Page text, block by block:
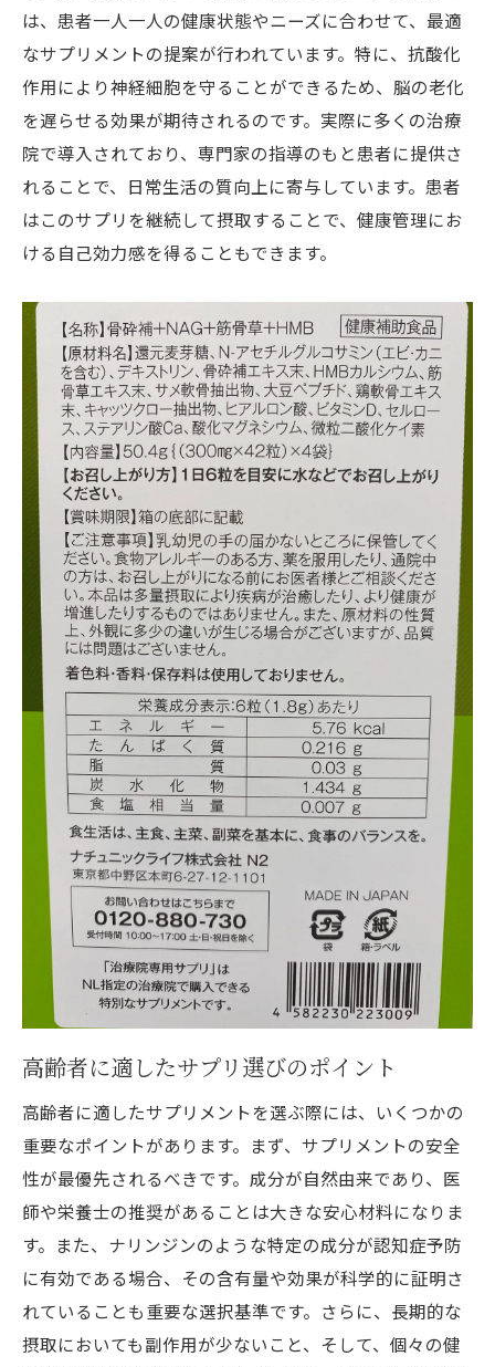
は、患者一人一人の健康状態やニーズに合わせて、最適
なサプリメントの提案が行われています。特に、抗酸化
作用により神経細胞を守ることができるため、脳の老化
を遅らせる効果が期待されるのです。実際に多くの治療
院で導入されており、専門家の指導のもと患者に提供さ
れることで、日常生活の質向上に寄与しています。患者
はこのサプリを継続して摂取することで、健康管理にお
ける自己効力感を得ることもできます。
高齢者に適したサプリ選びのポイント
高齢者に適したサプリメントを選ぶ際には、いくつかの
重要なポイントがあります。まず、サプリメントの安全
性が最優先されるべきです。成分が自然由来であり、医
師や栄養士の推奨があることは大きな安心材料になりま
す。また、ナリンジンのような特定の成分が認知症予防
に有効である場合、その含有量や効果が科学的に証明さ
れていることも重要な選択基準です。さらに、長期的な
摂取においても副作用が少ないこと、そして、個々の健